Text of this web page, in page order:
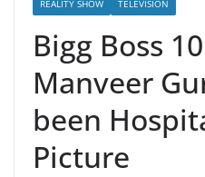
REALITY SHOW TELEVISION
Bigg Boss
Manveer
been
Picture